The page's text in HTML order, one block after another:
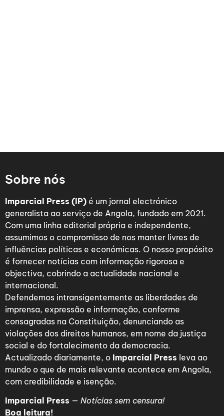
Sobre nós
Imparcial Press (IP) é um jornal electrónico
generalista ao serviço de Angola, fundado em 2021.
Com uma linha editorial própria e independente,
assumimos o compromisso de nos manter livres de
influências políticas e económicas. O nosso propósito
é fornecer notícias com informação rigorosa e
objectiva, cobrindo a actualidade nacional e
internacional.
Defendemos intransigentemente as liberdades de
imprensa, expressão e informação, conforme
consagradas na Constituição, denunciando as
violações dos direitos humanos, em nome da justiça
social e do fortalecimento da democracia.
Actualizado diariamente, o Imparcial Press leva ao
mundo o que de mais relevante acontece em Angola,
com credibilidade e isenção.
Imparcial Press — Notícias sem censura!
Boa leitura!